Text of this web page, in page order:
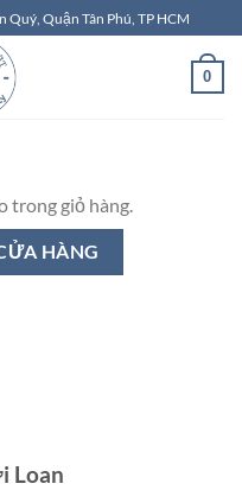
Quận Tân Phú, TP HCM
0
trong giỏ hàng.
HÀNG
Loan